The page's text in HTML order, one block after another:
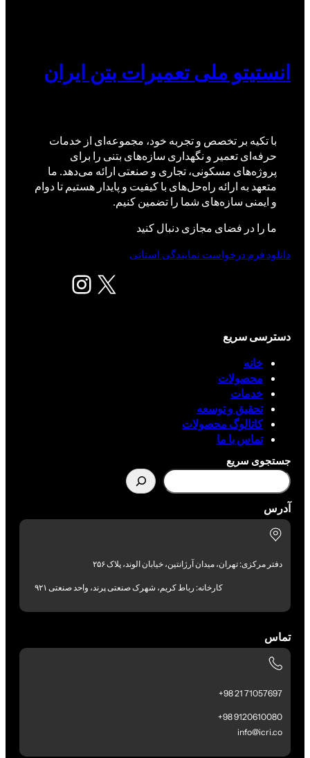
انستیتو ملی تعمیرات بتن ایران
با تکیه بر تخصص و تجربه خود، مجموعه‌ای از خدمات
حرفه‌ای تعمیر و نگهداری سازه‌های بتنی را برای
پروژه‌های مسکونی، تجاری و صنعتی ارائه می‌دهد. ما
متعهد به ارائه راه‌حل‌های با کیفیت و پایدار هستیم تا دوام
و ایمنی سازه‌های شما را تضمین کنیم.
ما را در فضای مجازی دنبال کنید
X اینستاگرم
دانلود فرم درخواست نمایندگی استانی
دسترسی سریع
خانه
محصولات
خدمات
تحقیق و توسعه
کاتالوگ محصولات
تماس با ما
جستجوی سریع
آدرس
دفتر مرکزی: تهران، میدان آرژانتین، خیابان الوند، پلاک ۲۵۶
کارخانه: رباط کریم، شهرک صنعتی پرند، واحد صنعتی ۹۲۱
تماس
71057697 21 98+
9120610080 98+
info@icri.co